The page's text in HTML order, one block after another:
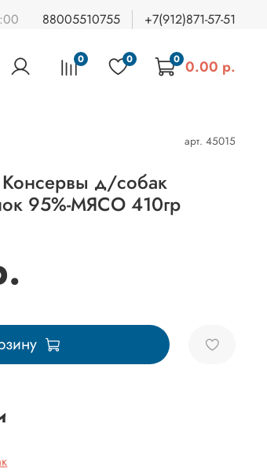
88005510755 +7(912)871-57-51
0 0 0 0.00 р.
арт. 45015
Консервы д/собак
95%-МЯСО 410гр